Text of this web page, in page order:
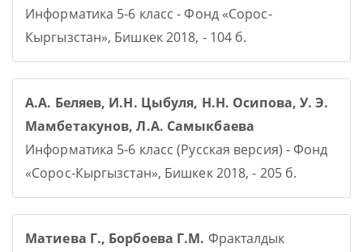
Информатика 5-6 класс - Фонд «Сорос-
Кыргызстан», Бишкек 2018, - 104 б.
А.А. Беляев, И.Н. Цыбуля, Н.Н. Осипова, У. Э.
Мамбетакунов, Л.А. Самыкбаева
Информатика 5-6 класс (Русская версия) - Фонд
«Сорос-Кыргызстан», Бишкек 2018, - 205 б.
Матиева Г., Борбоева Г.М. Фракталдык